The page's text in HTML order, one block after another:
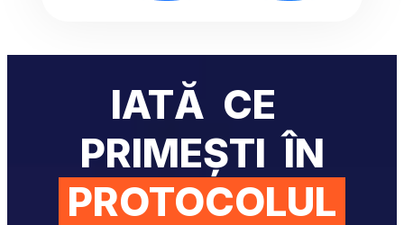
IATĂ  CE
PRIMEȘTI  ÎN